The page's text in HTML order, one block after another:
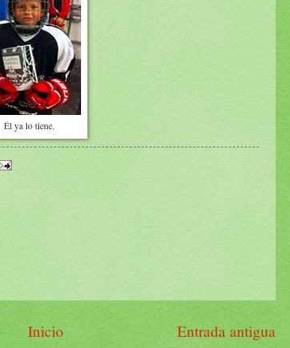
Él ya lo tiene.
Entrada antigua
Inicio